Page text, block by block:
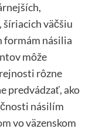
šíriacich väčšiu
formám násilia
môže
rôzne
predvádzať, ako
násilím
vo väzenskom